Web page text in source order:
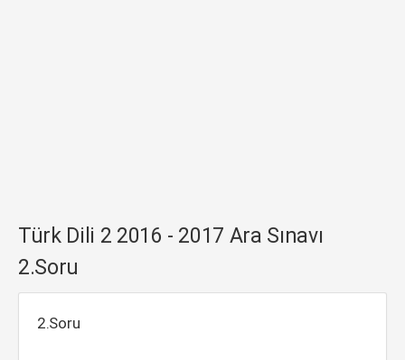
Türk Dili 2 2016 - 2017 Ara Sınavı
2.Soru
2.Soru